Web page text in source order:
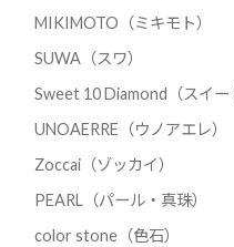
MIKIMOTO（ミキモト）
SUWA（スワ）
Sweet 10 Diamond（スイー
UNOAERRE（ウノアエレ）
Zoccai（ゾッカイ）
PEARL（パール・真珠）
color stone（色石）